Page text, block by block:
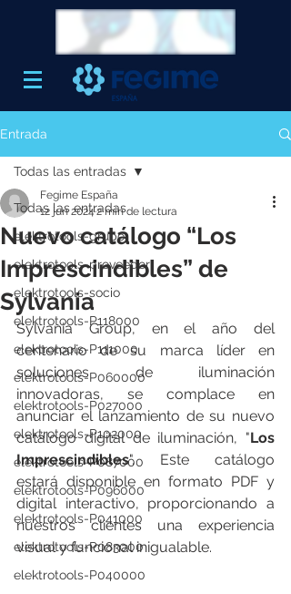
Entrada
Todas las entradas
elektrotools-grupo
elektrotools-proveedor
elektrotools-socio
elektrotools-P118000
elektrotools-P111000
elektrotools-P060000
elektrotools-P027000
elektrotools-P102000
elektrotools-P087000
elektrotools-P096000
elektrotools-P041000
elektrotools-P083000
elektrotools-P040000
Todas las entradas
Nuevo catálogo “Los
Imprescindibles” de
Sylvania
Fegime España
12 jun 20242 min de lectura
Sylvania Group, en el año del
centenario de su marca líder en
soluciones de iluminación
innovadoras, se complace en
anunciar el lanzamiento de su nuevo
catálogo digital de iluminación, "Los
Imprescindibles". Este catálogo
estará disponible en formato PDF y
digital interactivo, proporcionando a
nuestros clientes una experiencia
visual y funcional inigualable.